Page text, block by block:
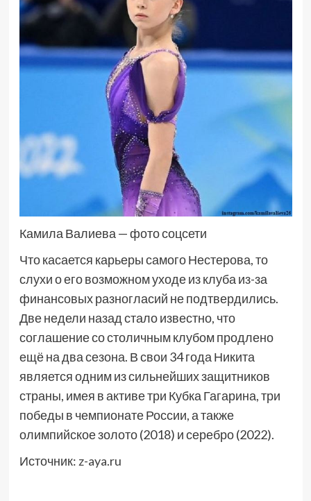
Камила Валиева — фото соцсети
Что касается карьеры самого Нестерова, то
слухи о его возможном уходе из клуба из-за
финансовых разногласий не подтвердились.
Две недели назад стало известно, что
соглашение со столичным клубом продлено
ещё на два сезона. В свои 34 года Никита
является одним из сильнейших защитников
страны, имея в активе три Кубка Гагарина, три
победы в чемпионате России, а также
олимпийское золото (2018) и серебро (2022).
Источник: z-aya.ru